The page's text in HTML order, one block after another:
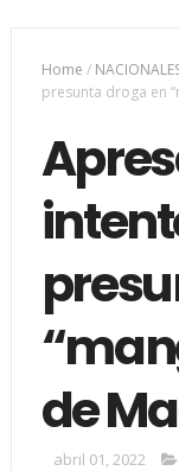
Home /
presunta droga en
de
abril 01, 2022